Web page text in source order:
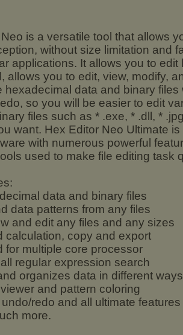
is a versatile tool that allows
without size limitation and
applications. It allows you to edit
allows you to edit, view, modify,
hexadecimal data and binary files
so you will be easier to edit
files such as * .exe, * .dll, *
want. Hex Editor Neo Ultimate
with numerous powerful
used to make file editing task
data and binary files
data patterns from any files
and edit any files and any sizes
calculation, copy and export
for multiple core processor
regular expression search
organizes data in different ways
and pattern coloring
redo and all ultimate features
more.